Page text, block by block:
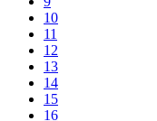
10
11
12
13
14
15
16